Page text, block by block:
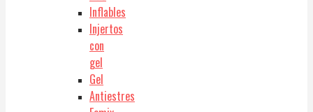
Inflables
Injertos
con
gel
Gel
Antiestres